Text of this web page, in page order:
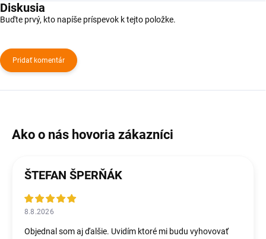
Diskusia
Buďte prvý, kto napíše príspevok k tejto položke.
Pridať komentár
ŠTEFAN ŠPERŇÁK
8.8.2026
Objednal som aj ďalšie. Uvidím ktoré mi budu vyhovovať